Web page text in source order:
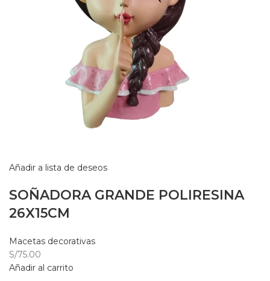
Añadir a lista de deseos
SOÑADORA GRANDE POLIRESINA
26X15CM
Macetas decorativas
S/75.00
Añadir al carrito